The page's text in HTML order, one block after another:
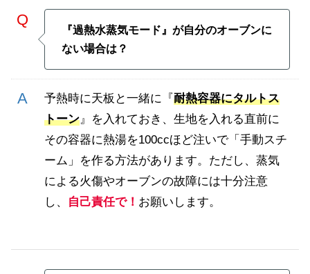
『過熱水蒸気モード』が自分のオーブンに
ない場合は？
予熱時に天板と一緒に『耐熱容器にタルトス
トーン』を入れておき、生地を入れる直前に
その容器に熱湯を100ccほど注いで「手動スチ
ーム」を作る方法があります。ただし、蒸気
による火傷やオーブンの故障には十分注意
し、
自己責任で！ お願いします。